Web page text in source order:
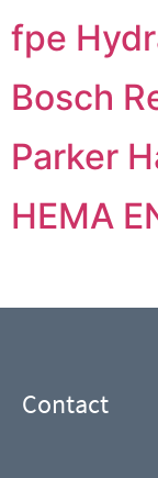
fpe
Bosch
Parker
HEMA
Contact